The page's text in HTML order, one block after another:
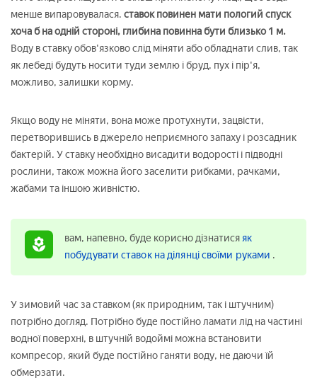
менше випаровувалася. ставок повинен мати пологий спуск
хоча б на одній стороні, глибина повинна бути близько 1 м.
Воду в ставку обов'язково слід міняти або обладнати слив, так
як лебеді будуть носити туди землю і бруд, пух і пір'я,
можливо, залишки корму.
Якщо воду не міняти, вона може протухнути, зацвісти,
перетворившись в джерело неприємного запаху і розсадник
бактерій. У ставку необхідно висадити водорості і підводні
рослини, також можна його заселити рибками, рачками,
жабами та іншою живністю.
вам, напевно, буде корисно дізнатисяяк
побудувати ставок на ділянці своїми руками .
У зимовий час за ставком (як природним, так і штучним)
потрібно догляд. Потрібно буде постійно ламати лід на частині
водної поверхні, в штучній водоймі можна встановити
компресор, який буде постійно ганяти воду, не даючи їй
обмерзати.